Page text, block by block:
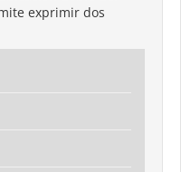
exprimir dos